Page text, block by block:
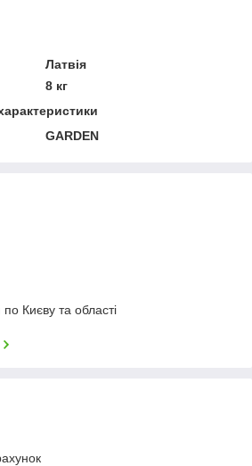
Латвія
8 кг
GARDEN
Києву та області